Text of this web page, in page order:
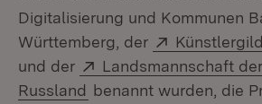
Digitalisierung und Kommunen
Württemberg, der
Extern:
und der
Extern:
Landsmannschaft
Russland (Öffnet in neuem
benannt wurden, die